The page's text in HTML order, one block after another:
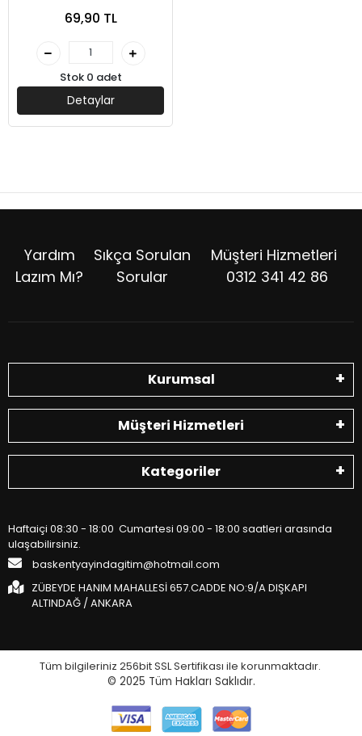
69,90 TL
Stok 0 adet
Detaylar
Yardım
Lazım Mı?
Sıkça Sorulan
Sorular
Müşteri Hizmetleri
0312 341 42 86
Kurumsal
Müşteri Hizmetleri
Kategoriler
Haftaiçi 08:30 - 18:00 Cumartesi 09:00 - 18:00 saatleri arasında
ulaşabilirsiniz.
baskentyayindagitim@hotmail.com
ZÜBEYDE HANIM MAHALLESİ 657.CADDE NO:9/A DIŞKAPI
ALTINDAĞ / ANKARA
Tüm bilgileriniz 256bit SSL Sertifikası ile korunmaktadır.
© 2025 Tüm Hakları Saklıdır.